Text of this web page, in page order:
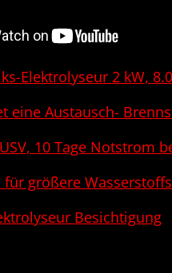
Elektrolyseur 2 kW,
eine Austausch-
10 Tage Notstrom
für größere
Besichtigung